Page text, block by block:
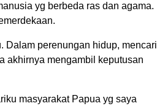
yg berbeda ras dan agama.
Dalam perenungan hidup, mencari
akhirnya mengambil keputusan
masyarakat Papua yg saya